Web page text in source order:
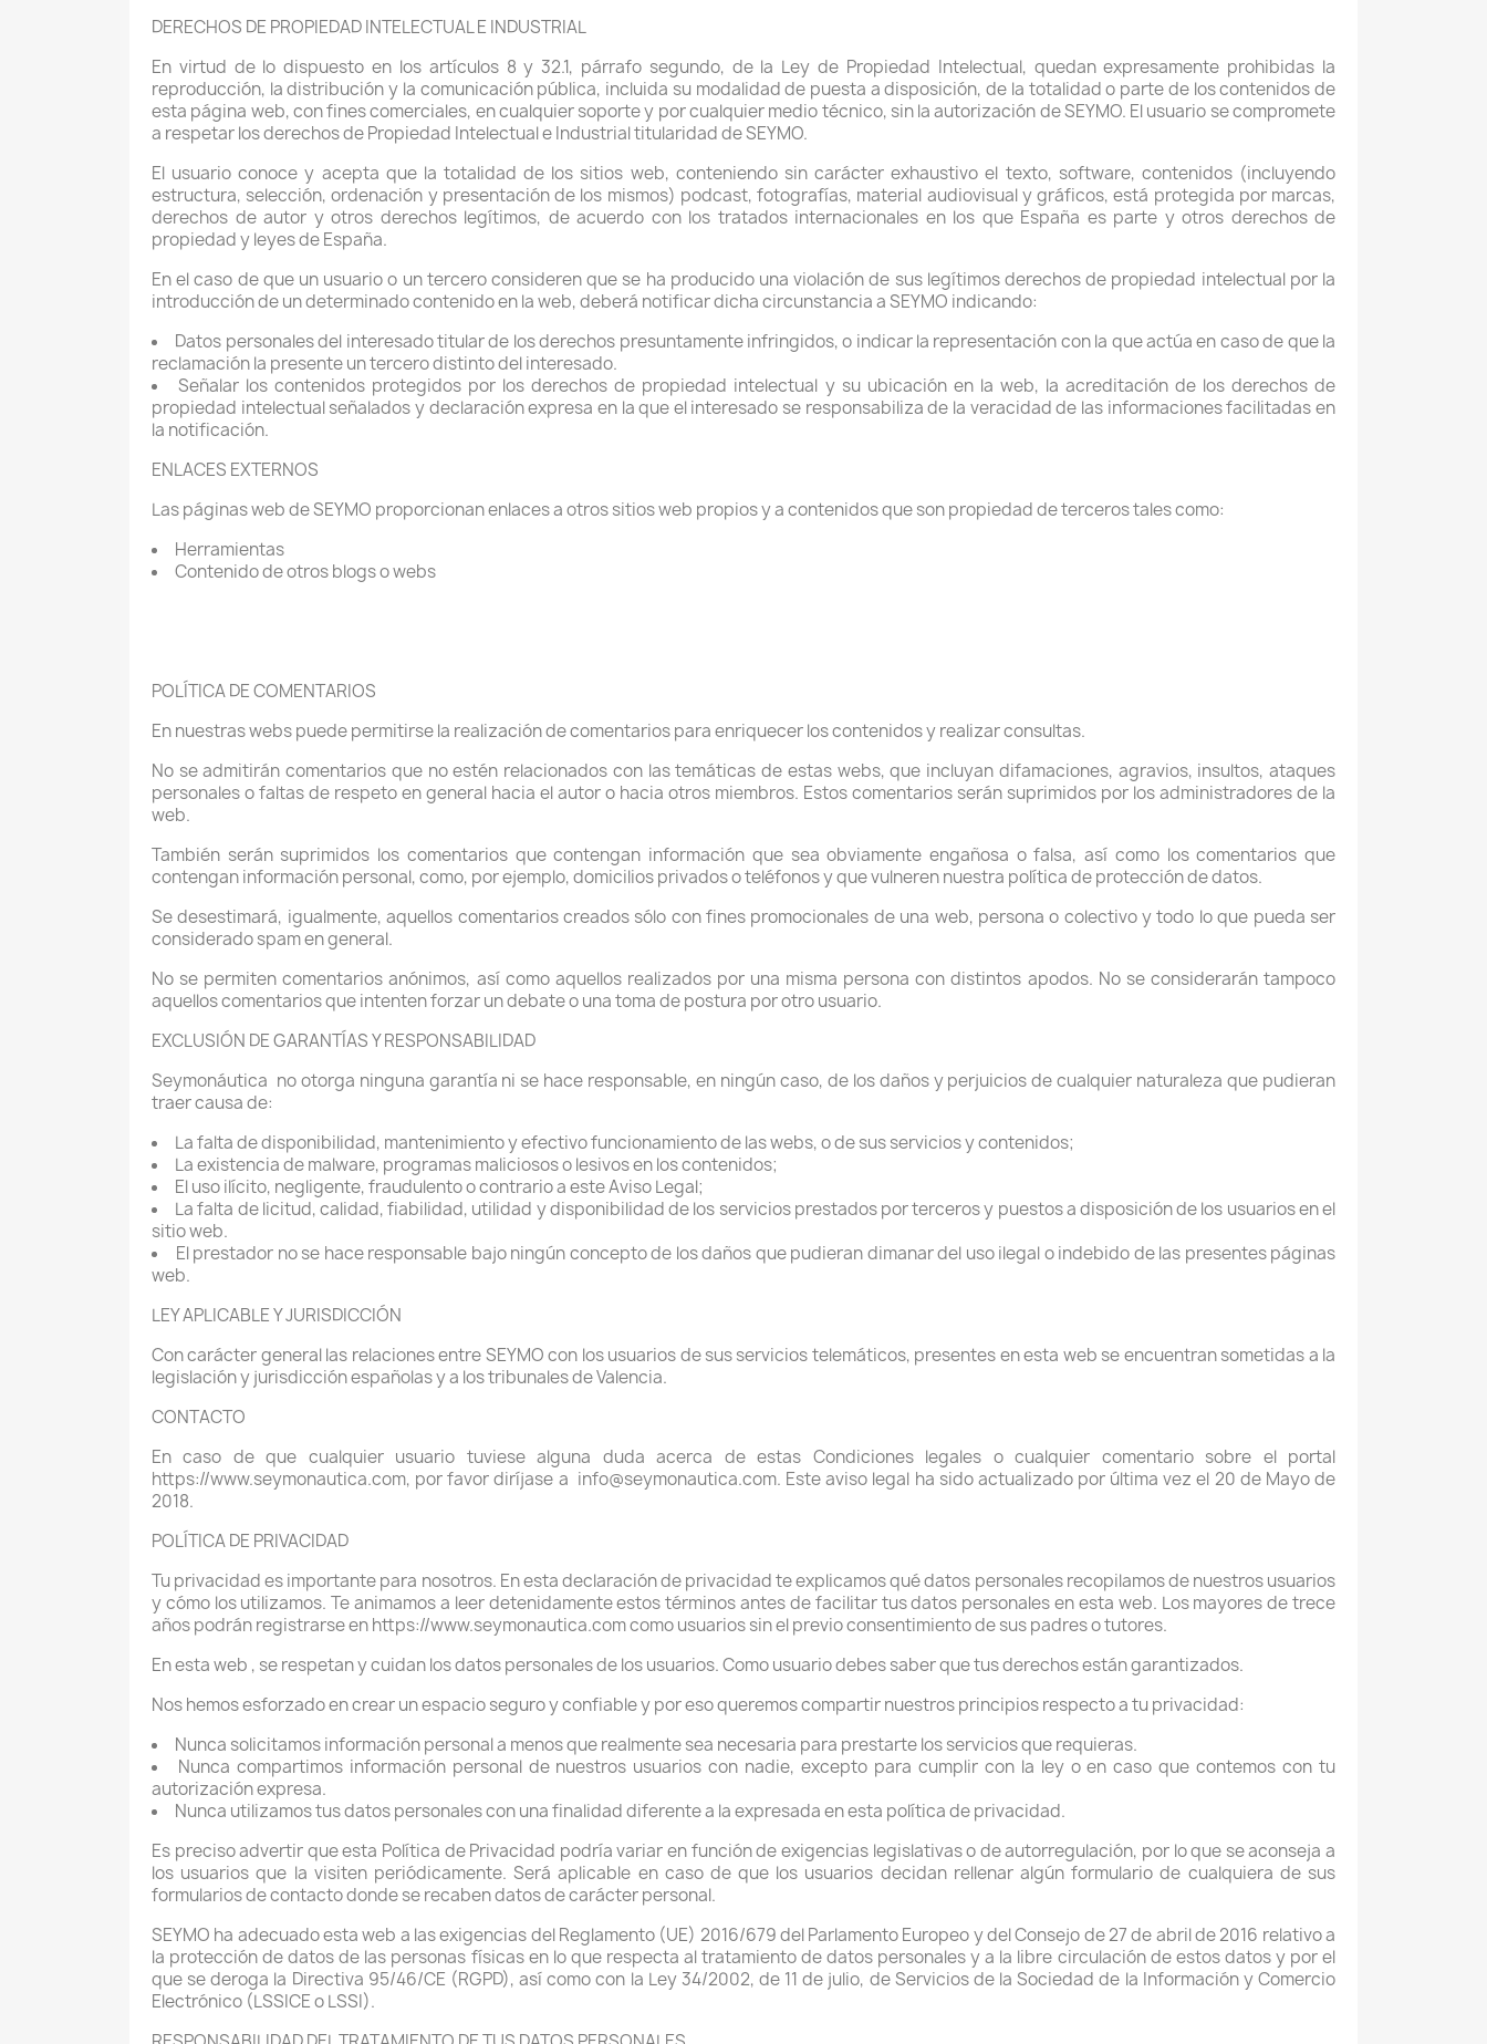
DERECHOS DE PROPIEDAD INTELECTUAL E INDUSTRIAL
En virtud de lo dispuesto en los artículos 8 y 32.1, párrafo segundo, de la Ley de Propiedad Intelectual, quedan expresamente prohibidas la
reproducción, la distribución y la comunicación pública, incluida su modalidad de puesta a disposición, de la totalidad o parte de los contenidos de
esta página web, con fines comerciales, en cualquier soporte y por cualquier medio técnico, sin la autorización de SEYMO. El usuario se compromete
a respetar los derechos de Propiedad Intelectual e Industrial titularidad de SEYMO.
El usuario conoce y acepta que la totalidad de los sitios web, conteniendo sin carácter exhaustivo el texto, software, contenidos (incluyendo
estructura, selección, ordenación y presentación de los mismos) podcast, fotografías, material audiovisual y gráficos, está protegida por marcas,
derechos de autor y otros derechos legítimos, de acuerdo con los tratados internacionales en los que España es parte y otros derechos de
propiedad y leyes de España.
En el caso de que un usuario o un tercero consideren que se ha producido una violación de sus legítimos derechos de propiedad intelectual por la
introducción de un determinado contenido en la web, deberá notificar dicha circunstancia a SEYMO indicando:
Datos personales del interesado titular de los derechos presuntamente infringidos, o indicar la representación con la que actúa en caso de que la
reclamación la presente un tercero distinto del interesado.
Señalar los contenidos protegidos por los derechos de propiedad intelectual y su ubicación en la web, la acreditación de los derechos de
propiedad intelectual señalados y declaración expresa en la que el interesado se responsabiliza de la veracidad de las informaciones facilitadas en
la notificación.
ENLACES EXTERNOS
Las páginas web de SEYMO proporcionan enlaces a otros sitios web propios y a contenidos que son propiedad de terceros tales como:
Herramientas
Contenido de otros blogs o webs
POLÍTICA DE COMENTARIOS
En nuestras webs puede permitirse la realización de comentarios para enriquecer los contenidos y realizar consultas.
No se admitirán comentarios que no estén relacionados con las temáticas de estas webs, que incluyan difamaciones, agravios, insultos, ataques
personales o faltas de respeto en general hacia el autor o hacia otros miembros. Estos comentarios serán suprimidos por los administradores de la
web.
También serán suprimidos los comentarios que contengan información que sea obviamente engañosa o falsa, así como los comentarios que
contengan información personal, como, por ejemplo, domicilios privados o teléfonos y que vulneren nuestra política de protección de datos.
Se desestimará, igualmente, aquellos comentarios creados sólo con fines promocionales de una web, persona o colectivo y todo lo que pueda ser
considerado spam en general.
No se permiten comentarios anónimos, así como aquellos realizados por una misma persona con distintos apodos. No se considerarán tampoco
aquellos comentarios que intenten forzar un debate o una toma de postura por otro usuario.
EXCLUSIÓN DE GARANTÍAS Y RESPONSABILIDAD
Seymonáutica no otorga ninguna garantía ni se hace responsable, en ningún caso, de los daños y perjuicios de cualquier naturaleza que pudieran
traer causa de:
La falta de disponibilidad, mantenimiento y efectivo funcionamiento de las webs, o de sus servicios y contenidos;
La existencia de malware, programas maliciosos o lesivos en los contenidos;
El uso ilícito, negligente, fraudulento o contrario a este Aviso Legal;
La falta de licitud, calidad, fiabilidad, utilidad y disponibilidad de los servicios prestados por terceros y puestos a disposición de los usuarios en el
sitio web.
El prestador no se hace responsable bajo ningún concepto de los daños que pudieran dimanar del uso ilegal o indebido de las presentes páginas
web.
LEY APLICABLE Y JURISDICCIÓN
Con carácter general las relaciones entre SEYMO con los usuarios de sus servicios telemáticos, presentes en esta web se encuentran sometidas a la
legislación y jurisdicción españolas y a los tribunales de Valencia.
CONTACTO
En caso de que cualquier usuario tuviese alguna duda acerca de estas Condiciones legales o cualquier comentario sobre el portal
https://www.seymonautica.com, por favor diríjase a info@seymonautica.com. Este aviso legal ha sido actualizado por última vez el 20 de Mayo de
2018.
POLÍTICA DE PRIVACIDAD
Tu privacidad es importante para nosotros. En esta declaración de privacidad te explicamos qué datos personales recopilamos de nuestros usuarios
y cómo los utilizamos. Te animamos a leer detenidamente estos términos antes de facilitar tus datos personales en esta web. Los mayores de trece
años podrán registrarse en https://www.seymonautica.com como usuarios sin el previo consentimiento de sus padres o tutores.
En esta web , se respetan y cuidan los datos personales de los usuarios. Como usuario debes saber que tus derechos están garantizados.
Nos hemos esforzado en crear un espacio seguro y confiable y por eso queremos compartir nuestros principios respecto a tu privacidad:
Nunca solicitamos información personal a menos que realmente sea necesaria para prestarte los servicios que requieras.
Nunca compartimos información personal de nuestros usuarios con nadie, excepto para cumplir con la ley o en caso que contemos con tu
autorización expresa.
Nunca utilizamos tus datos personales con una finalidad diferente a la expresada en esta política de privacidad.
Es preciso advertir que esta Política de Privacidad podría variar en función de exigencias legislativas o de autorregulación, por lo que se aconseja a
los usuarios que la visiten periódicamente. Será aplicable en caso de que los usuarios decidan rellenar algún formulario de cualquiera de sus
formularios de contacto donde se recaben datos de carácter personal.
SEYMO ha adecuado esta web a las exigencias del Reglamento (UE) 2016/679 del Parlamento Europeo y del Consejo de 27 de abril de 2016 relativo a
la protección de datos de las personas físicas en lo que respecta al tratamiento de datos personales y a la libre circulación de estos datos y por el
que se deroga la Directiva 95/46/CE (RGPD), así como con la Ley 34/2002, de 11 de julio, de Servicios de la Sociedad de la Información y Comercio
Electrónico (LSSICE o LSSI).